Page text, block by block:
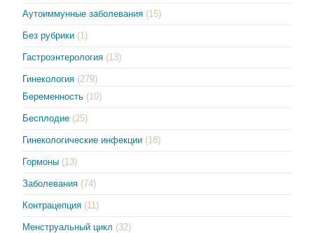
Аутоиммунные заболевания (15)
Без рубрики (1)
Гастроэнтерология (13)
Гинекология (279)
Беременность (10)
Бесплодие (25)
Гинекологические инфекции (18)
Гормоны (13)
Заболевания (74)
Контрацепция (11)
Менструальный цикл (32)